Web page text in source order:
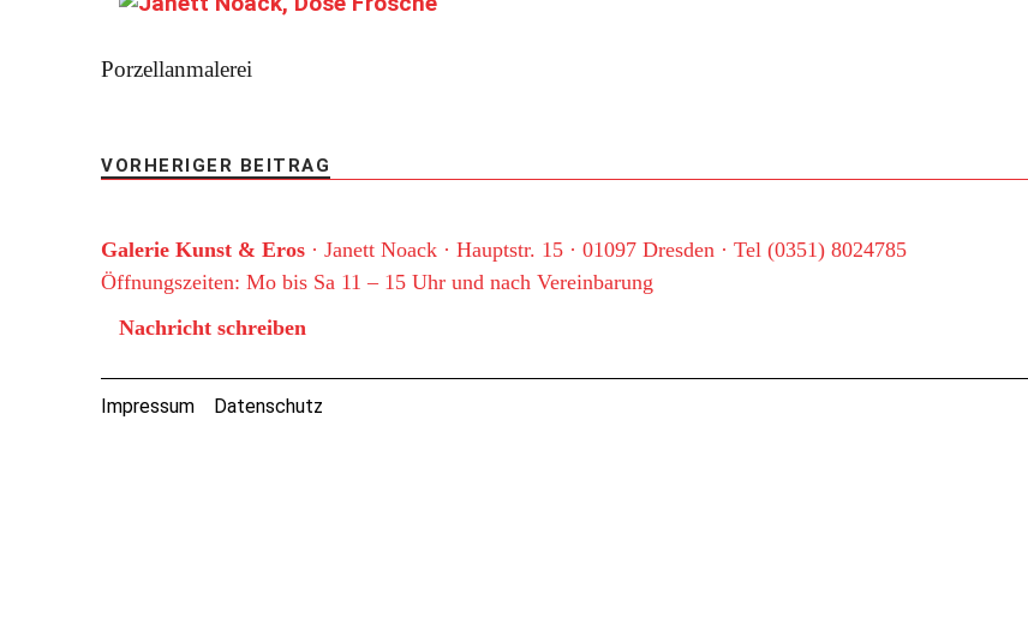
Porzellanmalerei
VORHERIGER BEITRAG
Galerie Kunst & Eros · Janett Noack · Hauptstr. 15 · 01097 Dresden · Tel (0351) 8024785
Öffnungszeiten: Mo bis Sa 11 – 15 Uhr und nach Vereinbarung
Nachricht schreiben
Impressum Datenschutz